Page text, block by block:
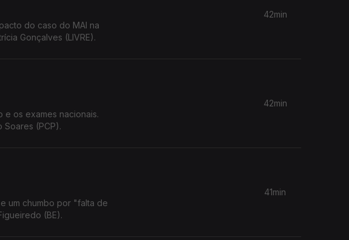
do caso do MAI na
Gonçalves (LIVRE).
42min
os exames nacionais.
Soares (PCP).
42min
um chumbo por "falta de
(BE).
41min